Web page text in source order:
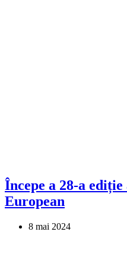
Începe a 28-a
European
8 mai 2024